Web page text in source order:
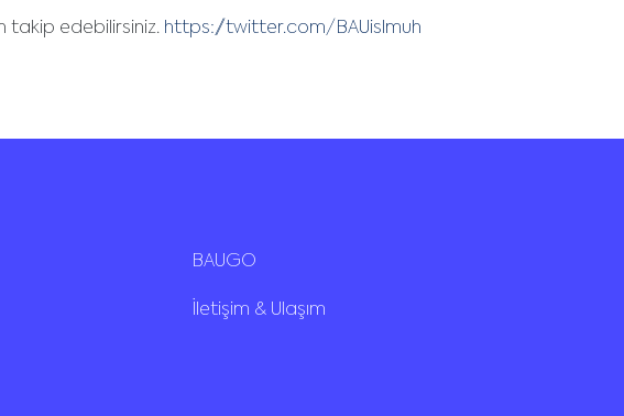
takip edebilirsiniz. https://twitter.com/BAUislmuh
BAUGO
İletişim & Ulaşım